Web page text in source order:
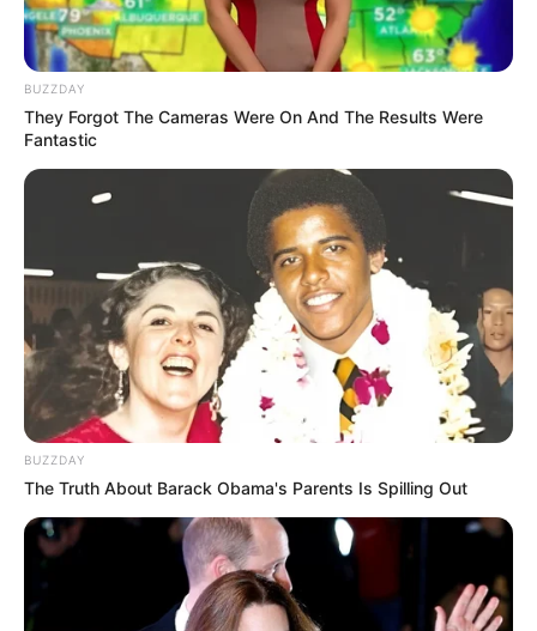
(foto: amazon)
7. Tak hanya berfungsi untuk membatasi buku, tapi
juga tempat penyimpanan botol minuman. Gak perlu
tempat lagi deh
BUZZDAY
They Forgot The Cameras Were On And The Results Were
Fantastic
BUZZDAY
The Truth About Barack Obama's Parents Is Spilling Out